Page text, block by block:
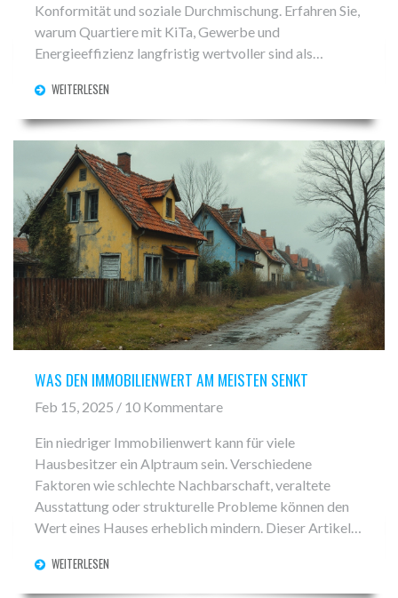
Konformität und soziale Durchmischung. Erfahren Sie,
warum Quartiere mit KiTa, Gewerbe und
Energieeffizienz langfristig wertvoller sind als
WEITERLESEN
WAS DEN IMMOBILIENWERT AM MEISTEN SENKT
Feb 15, 2025 / 10 Kommentare
Ein niedriger Immobilienwert kann für viele
Hausbesitzer ein Alptraum sein. Verschiedene
Faktoren wie schlechte Nachbarschaft, veraltete
Ausstattung oder strukturelle Probleme können den
Wert eines Hauses erheblich mindern. Dieser Artikel
Wertverlust von Immobilien und bietet praktische
Tipps, wie man diesen entgegenwirken kann.
WEITERLESEN